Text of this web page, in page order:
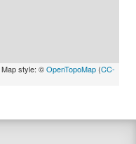
Map style: ©OpenTopoMap (CC-